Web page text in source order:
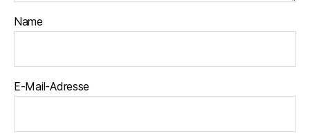
Name
E-Mail-Adresse